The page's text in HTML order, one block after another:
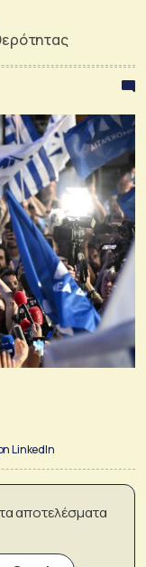
LinkedIn
αποτελέσματα